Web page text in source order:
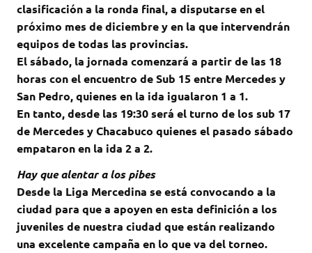
clasificación a la ronda final, a disputarse en el
próximo mes de diciembre y en la que intervendrán
equipos de todas las provincias.
El sábado, la jornada comenzará a partir de las 18
horas con el encuentro de Sub 15 entre Mercedes y
San Pedro, quienes en la ida igualaron 1 a 1.
En tanto, desde las 19:30 será el turno de los sub 17
de Mercedes y Chacabuco quienes el pasado sábado
empataron en la ida 2 a 2.
Hay que alentar a los pibes
Desde la Liga Mercedina se está convocando a la
ciudad para que a apoyen en esta definición a los
juveniles de nuestra ciudad que están realizando
una excelente campaña en lo que va del torneo.